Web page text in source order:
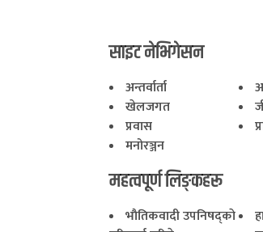
साइट नेभिगेसन
अन्तर्वार्ता
खेलजगत
प्रवास
मनोरञ्जन
महत्वपूर्ण लिङ्कहरू
भाैतिकवादी उपनिषद्काे